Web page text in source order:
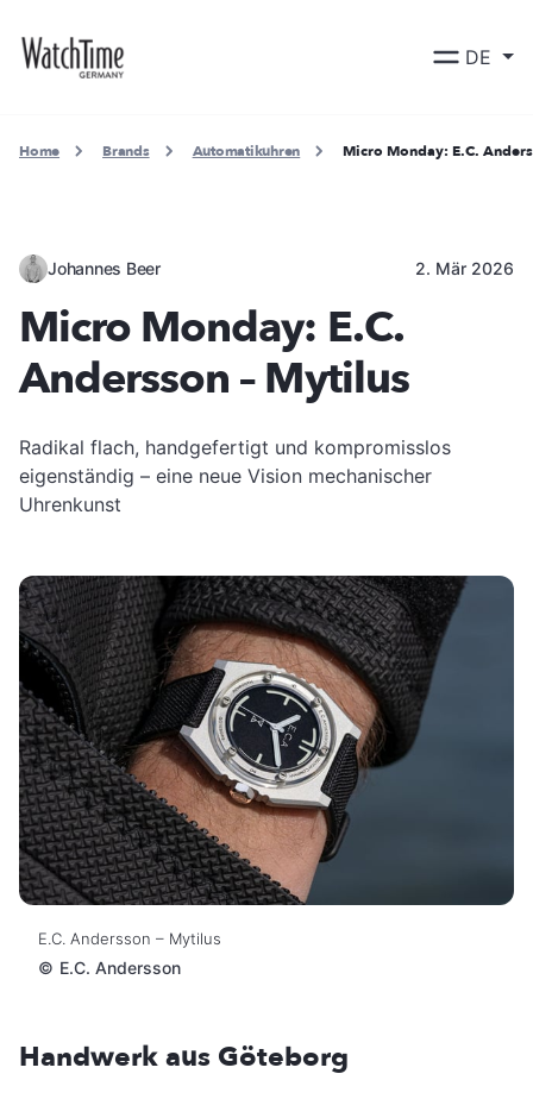
DE
Home Brands Automatikuhren Micro Monday: E.C.
Johannes Beer 2. Mär 2026
Micro Monday: E.C.
Andersson – Mytilus
Radikal flach, handgefertigt und kompromisslos
eigenständig – eine neue Vision mechanischer
Uhrenkunst
E.C. Andersson – Mytilus
© E.C. Andersson
Handwerk aus Göteborg